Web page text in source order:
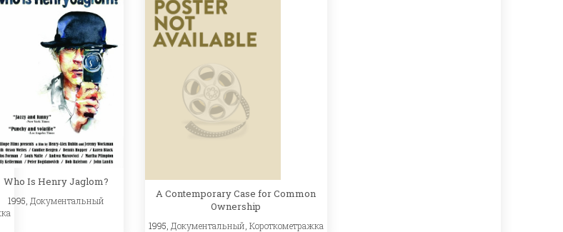
Who Is Henry Jaglom?
1995, Документальный
A Contemporary Case for Common
Ownership
1995, Документальный Короткометражка